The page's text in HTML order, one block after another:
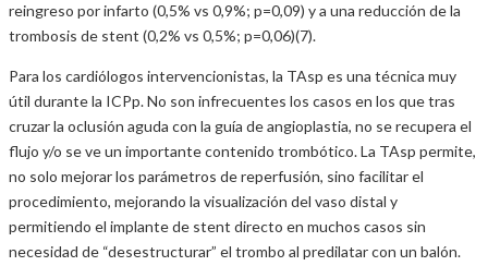
reingreso por infarto (0,5% vs 0,9%; p=0,09) y a una reducción de la
trombosis de stent (0,2% vs 0,5%; p=0,06)(7).
Para los cardiólogos intervencionistas, la TAsp es una técnica muy
útil durante la ICPp. No son infrecuentes los casos en los que tras
cruzar la oclusión aguda con la guía de angioplastia, no se recupera el
flujo y/o se ve un importante contenido trombótico. La TAsp permite,
no solo mejorar los parámetros de reperfusión, sino facilitar el
procedimiento, mejorando la visualización del vaso distal y
permitiendo el implante de stent directo en muchos casos sin
necesidad de “desestructurar” el trombo al predilatar con un balón.